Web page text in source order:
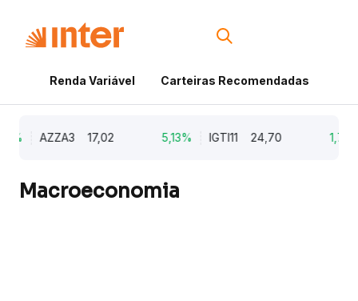
Renda Variável Carteiras Recomendadas
AZZA3 17,02 5,13% IGTI11 24,70 1,77%
Macroeconomia